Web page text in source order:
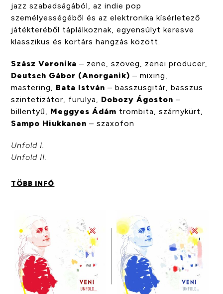
jazz szabadságából, az indie pop
személyességéből és az elektronika kísérletező
játékteréből táplálkoznak, egyensúlyt keresve
klasszikus és kortárs hangzás között.
Szász Veronika – zene, szöveg, zenei producer,
Deutsch Gábor (Anorganik)– mixing,
mastering, Bata István – basszusgitár, basszus
szintetizátor, furulya, Dobozy Ágoston –
billentyű, Meggyes Ádám trombita, szárnykürt,
Sampo Hiukkanen – szaxofon
Unfold I.
Unfold II.
TÖBB INFÓ